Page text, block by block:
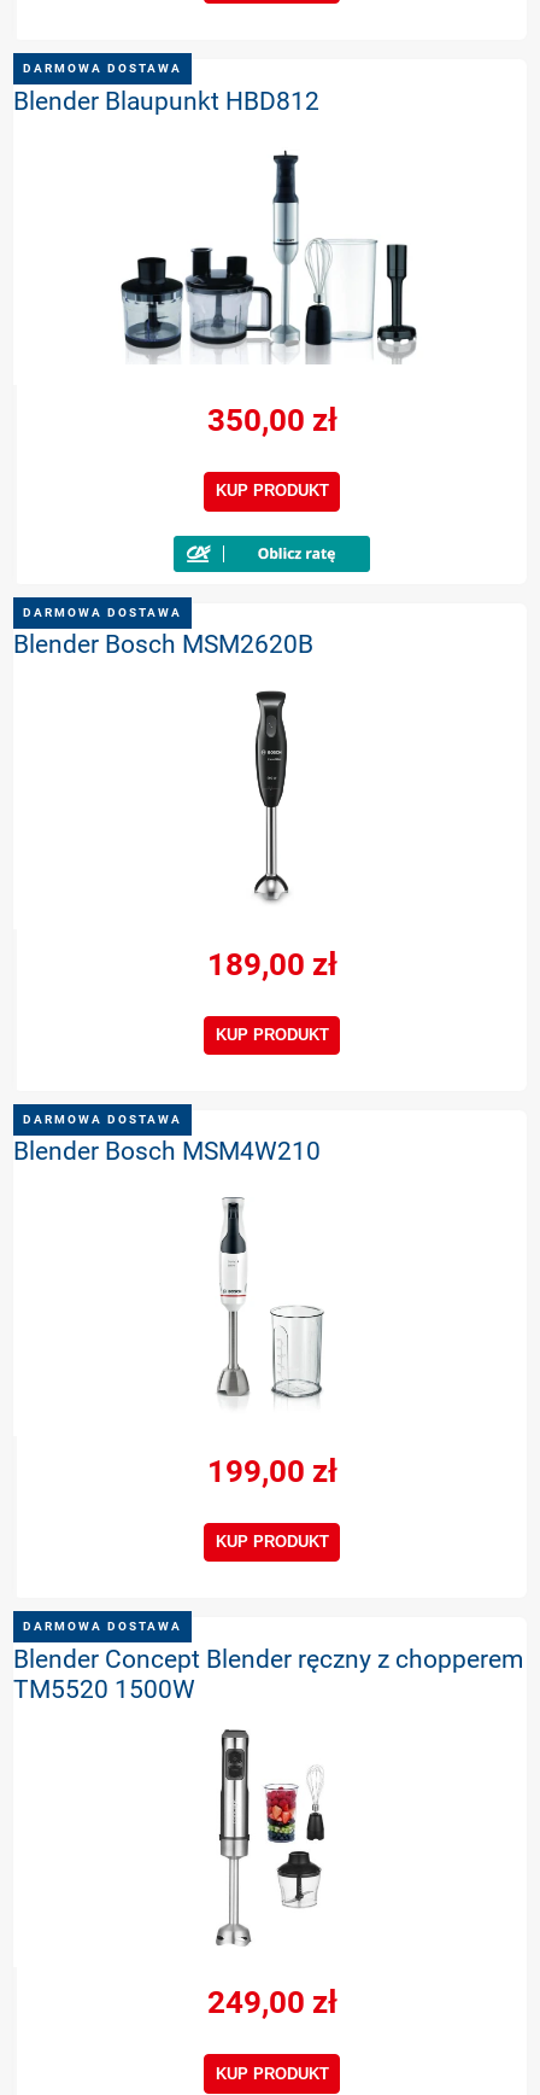
Blender Blaupunkt HBD812
350,00 zł
KUP PRODUKT
DARMOWA DOSTAWA
Blender Bosch MSM2620B
189,00 zł
KUP PRODUKT
DARMOWA DOSTAWA
Blender Bosch MSM4W210
199,00 zł
KUP PRODUKT
DARMOWA DOSTAWA
Blender Concept Blender ręczny z chopperem
TM5520 1500W
249,00 zł
KUP PRODUKT
DARMOWA DOSTAWA